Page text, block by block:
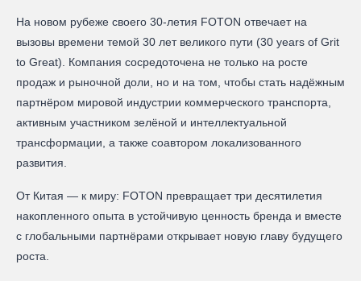
На новом рубеже своего 30-летия FOTON отвечает на
вызовы времени темой 30 лет великого пути (30 years of Grit
to Great). Компания сосредоточена не только на росте
продаж и рыночной доли, но и на том, чтобы стать надёжным
партнёром мировой индустрии коммерческого транспорта,
активным участником зелёной и интеллектуальной
трансформации, а также соавтором локализованного
развития.
От Китая — к миру: FOTON превращает три десятилетия
накопленного опыта в устойчивую ценность бренда и вместе
с глобальными партнёрами открывает новую главу будущего
роста.